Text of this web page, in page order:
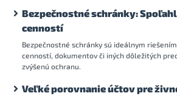
Bezpečnostné schránky:
cenností
Bezpečnostné schránky sú ideálnym
cenností, dokumentov či iných dôležitých
zvýšenú ochranu.
Veľké porovnanie účtov pre